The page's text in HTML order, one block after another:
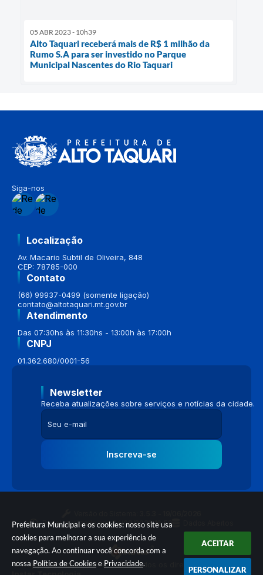
Prefeitura Municipal e os cookies: nosso site usa
cookies para melhorar a sua experiência de
navegação. Ao continuar você concorda com a
nossa Política de Cookies e Privacidade.
ACEITAR
PERSONALIZAR
05 ABR 2023 - 10h39
Alto Taquari receberá mais de R$ 1 milhão da
Rumo S.A para ser investido no Parque
Municipal Nascentes do Rio Taquari
Siga-nos
Localização
Av. Macario Subtil de Oliveira, 848
CEP: 78785-000
Contato
(66) 99937-0499 (somente ligação)
contato@altotaquari.mt.gov.br
Atendimento
Das 07:30hs às 11:30hs - 13:00h às 17:00h
CNPJ
01.362.680/0001-56
Newsletter
Receba atualizações sobre serviços e notícias da cidade.
Inscreva-se
Portal atualizado em:04/08/2026 16:58
© Copyright Instar - 2006-2026. Todos os direitos reservados -